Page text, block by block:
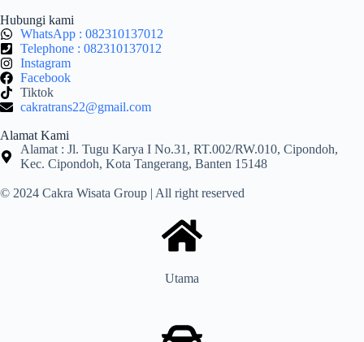
Hubungi kami
WhatsApp : 082310137012
Telephone : 082310137012
Instagram
Facebook
Tiktok
cakratrans22@gmail.com
Alamat Kami
Alamat : Jl. Tugu Karya I No.31, RT.002/RW.010, Cipondoh,
Kec. Cipondoh, Kota Tangerang, Banten 15148
© 2024 Cakra Wisata Group | All right reserved
Utama